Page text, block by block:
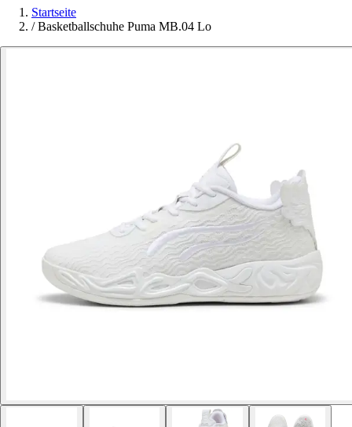
Startseite
/ Basketballschuhe Puma MB.04 Lo